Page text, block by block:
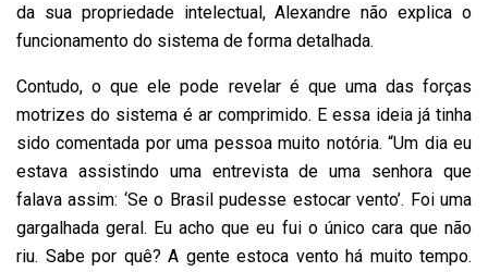
da sua propriedade intelectual, Alexandre não explica o
funcionamento do sistema de forma detalhada.
Contudo, o que ele pode revelar é que uma das forças
motrizes do sistema é ar comprimido. E essa ideia já tinha
sido comentada por uma pessoa muito notória. “Um dia eu
estava assistindo uma entrevista de uma senhora que
falava assim: ‘Se o Brasil pudesse estocar vento’. Foi uma
gargalhada geral. Eu acho que eu fui o único cara que não
riu. Sabe por quê? A gente estoca vento há muito tempo.